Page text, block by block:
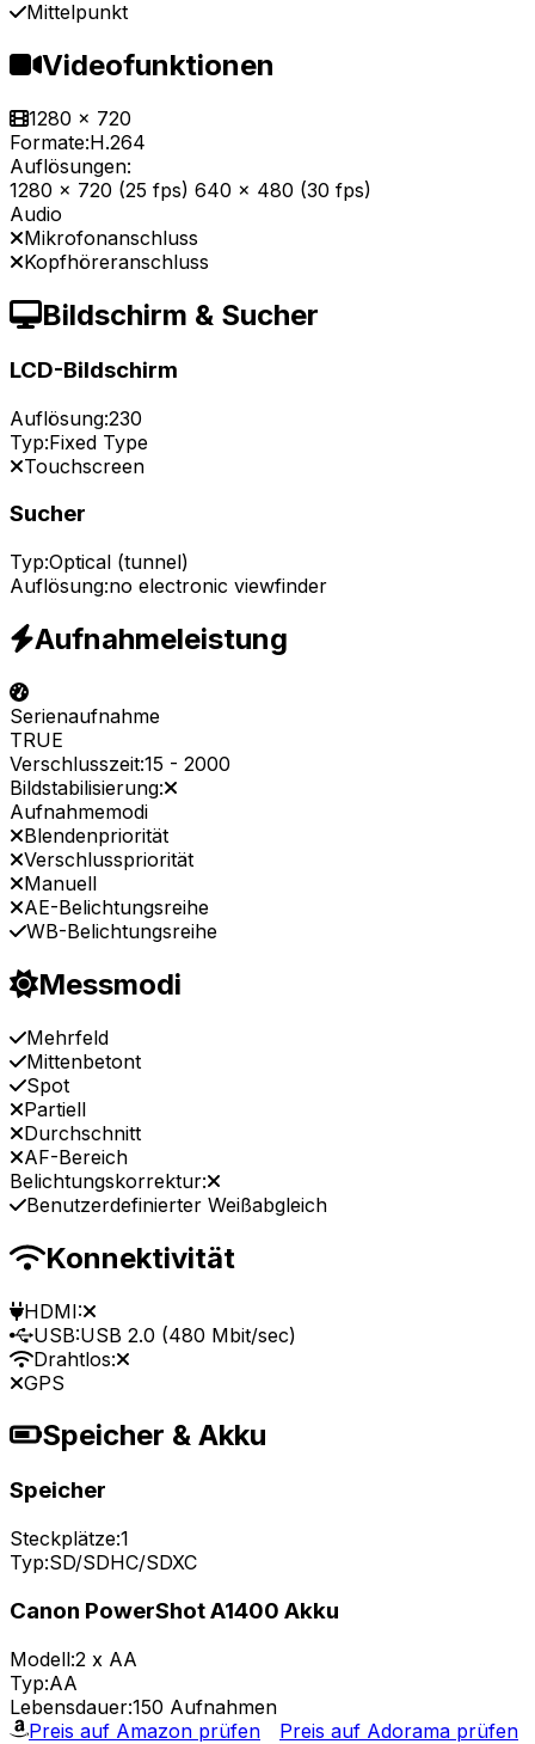
Mittelpunkt
Videofunktionen
1280 x 720
Formate:H.264
Auflösungen:
1280 x 720 (25 fps) 640 x 480 (30 fps)
Audio
Mikrofonanschluss
Kopfhöreranschluss
Bildschirm & Sucher
LCD-Bildschirm
Auflösung:230
Typ:Fixed Type
Touchscreen
Sucher
Typ:Optical (tunnel)
Auflösung:no electronic viewfinder
Aufnahmeleistung
Serienaufnahme
TRUE
Verschlusszeit:15 - 2000
Bildstabilisierung:
Aufnahmemodi
Blendenpriorität
Verschlusspriorität
Manuell
AE-Belichtungsreihe
WB-Belichtungsreihe
Messmodi
Mehrfeld
Mittenbetont
Spot
Partiell
Durchschnitt
AF-Bereich
Belichtungskorrektur:
Benutzerdefinierter Weißabgleich
Konnektivität
HDMI:
USB:USB 2.0 (480 Mbit/sec)
Drahtlos:
GPS
Speicher & Akku
Speicher
Steckplätze:1
Typ:SD/SDHC/SDXC
Canon PowerShot A1400 Akku
Modell:2 x AA
Typ:AA
Lebensdauer:150 Aufnahmen
Preis auf Amazon prüfen
Preis auf Adorama prüfen